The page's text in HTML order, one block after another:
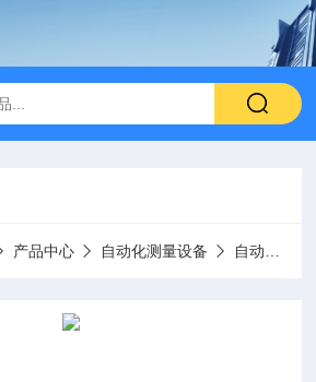
产品中心 自动化测量设备 自动测量机